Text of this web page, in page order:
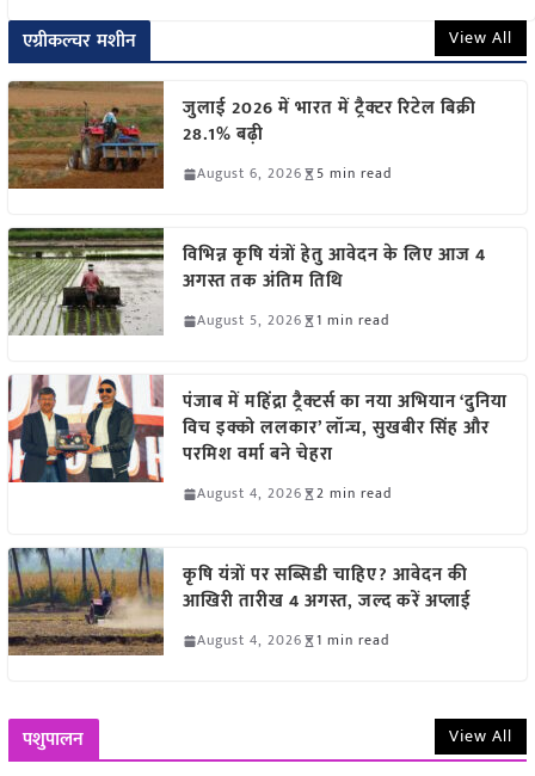
एग्रीकल्चर मशीन View All
जुलाई 2026 में भारत में ट्रैक्टर रिटेल बिक्री
28.1% बढ़ी
August 6, 2026 5 min read
विभिन्न कृषि यंत्रों हेतु आवेदन के लिए आज 4
अगस्त तक अंतिम तिथि
August 5, 2026 1 min read
पंजाब में महिंद्रा ट्रैक्टर्स का नया अभियान ‘दुनिया
विच इक्को ललकार’ लॉन्च, सुखबीर सिंह और
परमिश वर्मा बने चेहरा
August 4, 2026 2 min read
कृषि यंत्रों पर सब्सिडी चाहिए? आवेदन की
आखिरी तारीख 4 अगस्त, जल्द करें अप्लाई
August 4, 2026 1 min read
पशुपालन View All